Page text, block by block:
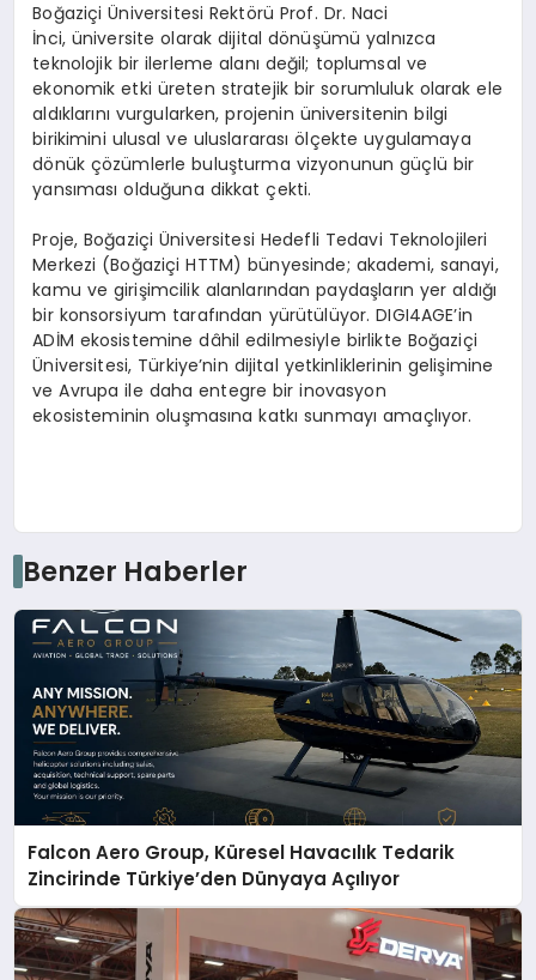
Boğaziçi Üniversitesi Rektörü Prof. Dr. Naci
İnci, üniversite olarak dijital dönüşümü yalnızca
teknolojik bir ilerleme alanı değil; toplumsal ve
ekonomik etki üreten stratejik bir sorumluluk olarak ele
aldıklarını vurgularken, projenin üniversitenin bilgi
birikimini ulusal ve uluslararası ölçekte uygulamaya
dönük çözümlerle buluşturma vizyonunun güçlü bir
yansıması olduğuna dikkat çekti.
Proje, Boğaziçi Üniversitesi Hedefli Tedavi Teknolojileri
Merkezi (Boğaziçi HTTM) bünyesinde; akademi, sanayi,
kamu ve girişimcilik alanlarından paydaşların yer aldığı
bir konsorsiyum tarafından yürütülüyor. DIGI4AGE’in
ADİM ekosistemine dâhil edilmesiyle birlikte Boğaziçi
Üniversitesi, Türkiye’nin dijital yetkinliklerinin gelişimine
ve Avrupa ile daha entegre bir inovasyon
ekosisteminin oluşmasına katkı sunmayı amaçlıyor.
Benzer Haberler
Falcon Aero Group, Küresel Havacılık Tedarik
Zincirinde Türkiye’den Dünyaya Açılıyor